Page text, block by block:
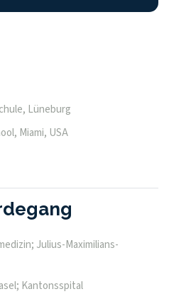
Lüneburg
Miami, USA
Julius-Maximilians-
Kantonsspital